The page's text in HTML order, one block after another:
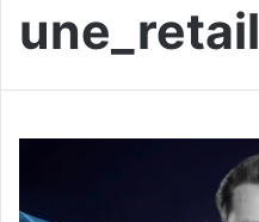
une_retail